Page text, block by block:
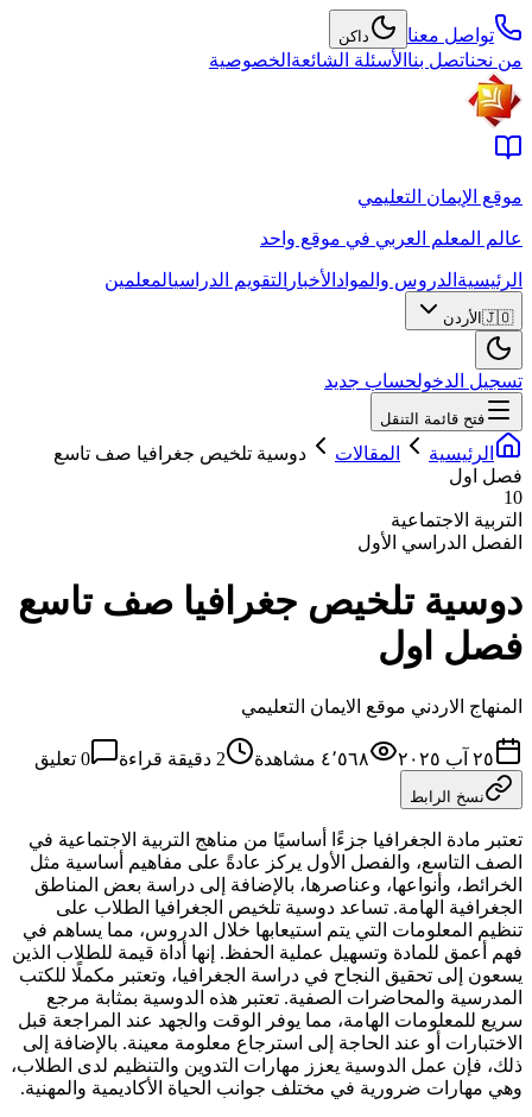
تواصل معنا داكن
من نحناتصل بنا الأسئلة الشائعة الخصوصية
موقع الإيمان التعليمي
عالم المعلم العربي في موقع واحد
الرئيسية الدروس والمواد الأخبار التقويم الدراسيالمعلمين
🇯🇴 الأردن
تسجيل الدخولحساب جديد
فتح قائمة التنقل
الرئيسية المقالات
دوسية تلخيص جغرافيا صف تاسع
فصل اول
10
التربية الاجتماعية
الفصل الدراسي الأول
دوسية تلخيص جغرافيا صف تاسع
فصل اول
المنهاج الاردني موقع الايمان التعليمي
٢٥ آب ٢٠٢٥ ٤٬٥٦٨ مشاهدة 2 دقيقة قراءة 0 تعليق
نسخ الرابط
تعتبر مادة الجغرافيا جزءًا أساسيًا من مناهج التربية الاجتماعية في
الصف التاسع، والفصل الأول يركز عادةً على مفاهيم أساسية مثل
الخرائط، وأنواعها، وعناصرها، بالإضافة إلى دراسة بعض المناطق
الجغرافية الهامة. تساعد دوسية تلخيص الجغرافيا الطلاب على
تنظيم المعلومات التي يتم استيعابها خلال الدروس، مما يساهم في
فهم أعمق للمادة وتسهيل عملية الحفظ. إنها أداة قيمة للطلاب الذين
يسعون إلى تحقيق النجاح في دراسة الجغرافيا، وتعتبر مكملًا للكتب
المدرسية والمحاضرات الصفية. تعتبر هذه الدوسية بمثابة مرجع
سريع للمعلومات الهامة، مما يوفر الوقت والجهد عند المراجعة قبل
الاختبارات أو عند الحاجة إلى استرجاع معلومة معينة. بالإضافة إلى
ذلك، فإن عمل الدوسية يعزز مهارات التدوين والتنظيم لدى الطلاب،
وهي مهارات ضرورية في مختلف جوانب الحياة الأكاديمية والمهنية.